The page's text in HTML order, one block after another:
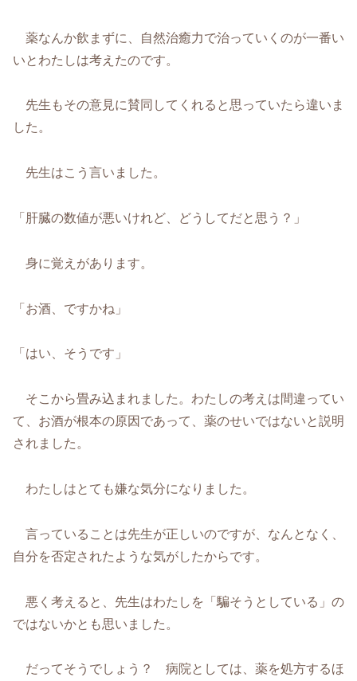
薬なんか飲まずに、自然治癒力で治っていくのが一番い
いとわたしは考えたのです。
先生もその意見に賛同してくれると思っていたら違いま
した。
先生はこう言いました。
「肝臓の数値が悪いけれど、どうしてだと思う？」
身に覚えがあります。
「お酒、ですかね」
「はい、そうです」
そこから畳み込まれました。わたしの考えは間違ってい
て、お酒が根本の原因であって、薬のせいではないと説明
されました。
わたしはとても嫌な気分になりました。
言っていることは先生が正しいのですが、なんとなく、
自分を否定されたような気がしたからです。
悪く考えると、先生はわたしを「騙そうとしている」の
ではないかとも思いました。
だってそうでしょう？ 病院としては、薬を処方するほ